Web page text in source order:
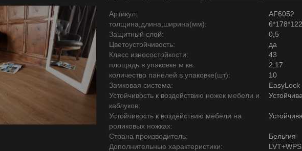
Артикул:
AF6052
толщина,длина,ширина(мм):
Защитный слой:
0,5
Цветоустойчивость:
да
Класс износостойкости:
43
площадь в упаковке м кв:
2,17
количество панелей в упаковке(шт):
10
Замковая система:
EasyLock
Устойчивость к воздействию ножек мебели и
каблуков:
Устойчива
Устойчивость к воздействию мебели на
роликовых ножках:
Устойчива
Страна производитель:
Бельгия
Дополнительные характеристики: